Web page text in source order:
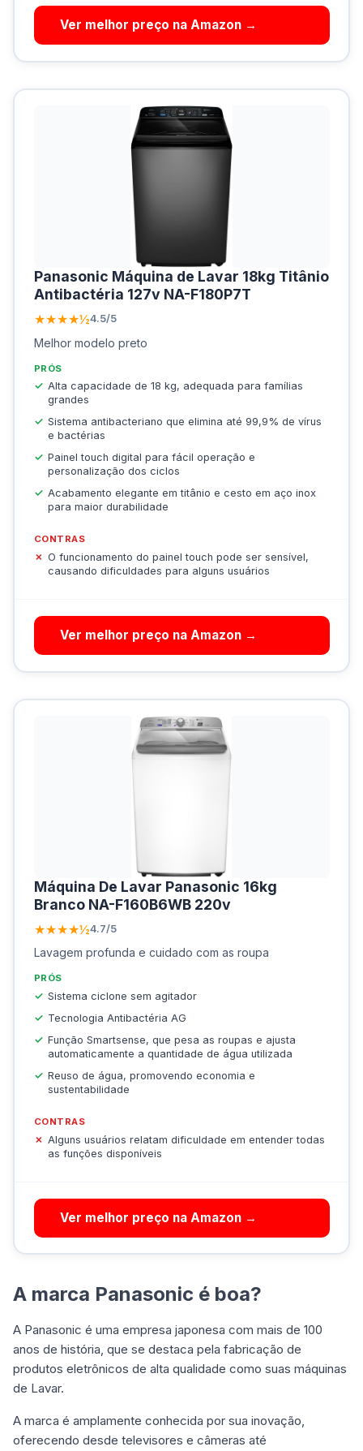
Ver melhor preço na Amazon →
Panasonic Máquina de Lavar 18kg Titânio
Antibactéria 127v NA-F180P7T
★★★★½4.5/5
Melhor modelo preto
PRÓS
Alta capacidade de 18 kg, adequada para famílias
grandes
Sistema antibacteriano que elimina até 99,9% de vírus
e bactérias
Painel touch digital para fácil operação e
personalização dos ciclos
Acabamento elegante em titânio e cesto em aço inox
para maior durabilidade
CONTRAS
O funcionamento do painel touch pode ser sensível,
causando dificuldades para alguns usuários
Ver melhor preço na Amazon →
Máquina De Lavar Panasonic 16kg
Branco NA-F160B6WB 220v
★★★★½4.7/5
Lavagem profunda e cuidado com as roupa
PRÓS
Sistema ciclone sem agitador
Tecnologia Antibactéria AG
Função Smartsense, que pesa as roupas e ajusta
automaticamente a quantidade de água utilizada
Reuso de água, promovendo economia e
sustentabilidade
CONTRAS
Alguns usuários relatam dificuldade em entender todas
as funções disponíveis
Ver melhor preço na Amazon →
A marca Panasonic é boa?
A Panasonic é uma empresa japonesa com mais de 100
anos de história, que se destaca pela fabricação de
produtos eletrônicos de alta qualidade como suas máquinas
de Lavar.
A marca é amplamente conhecida por sua inovação,
oferecendo desde televisores e câmeras até